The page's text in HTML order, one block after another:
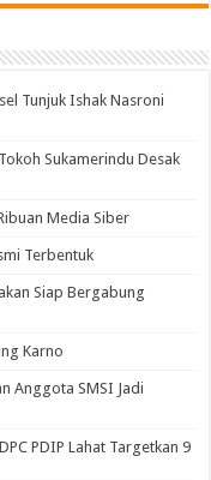
Tunjuk Ishak Nasroni
Sukamerindu Desak
Media Siber
Terbentuk
Siap Bergabung
Karno
Anggota SMSI Jadi
PDIP Lahat Targetkan 9